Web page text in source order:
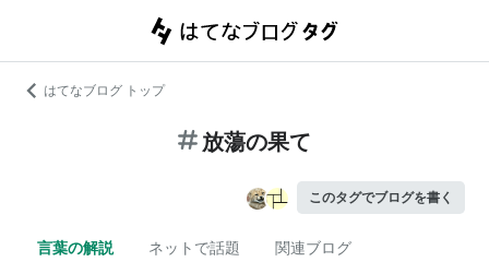
はてなブログ トップ
放蕩の果て
このタグでブログを書く
言葉の解説 ネットで話題 関連ブログ